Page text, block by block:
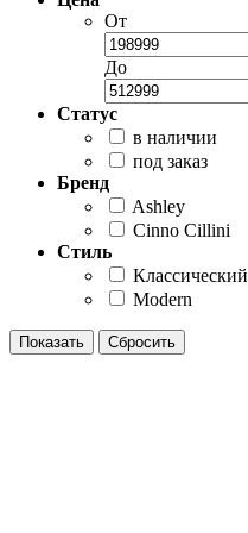
От
До
Статус
в наличии
под заказ
Бренд
Ashley
Cinno Cillini
Стиль
Классический
Modern